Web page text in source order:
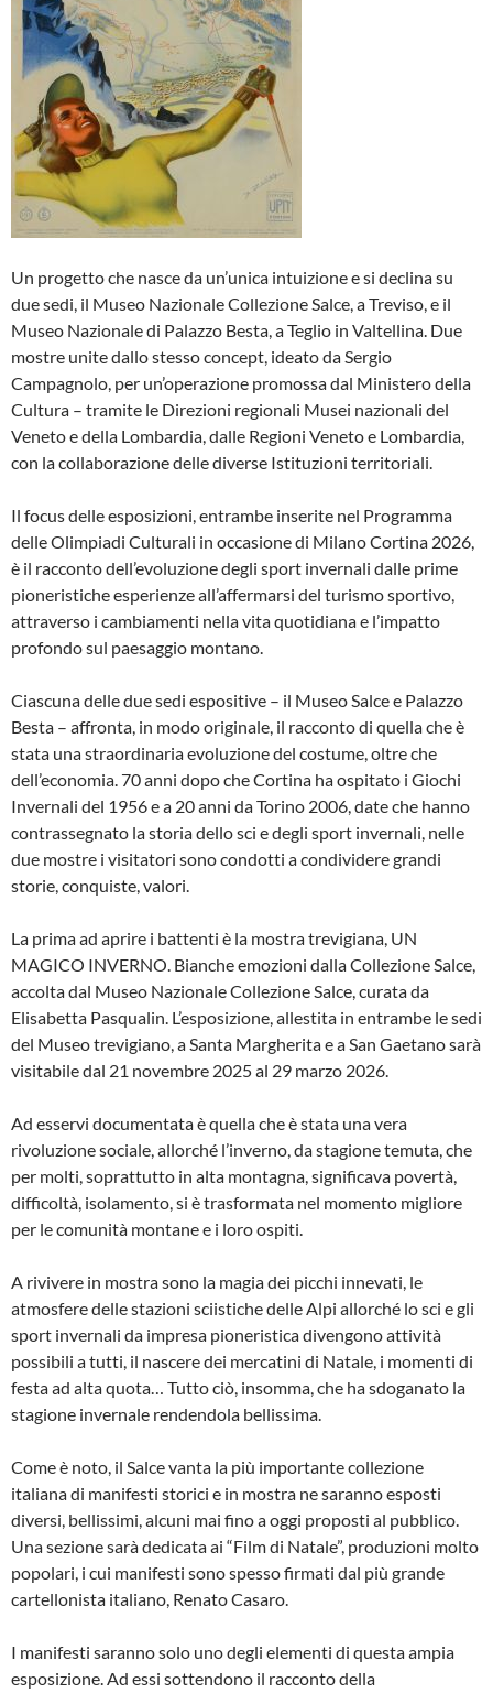
Un progetto che nasce da un’unica intuizione e si declina su
due sedi, il Museo Nazionale Collezione Salce, a Treviso, e il
Museo Nazionale di Palazzo Besta, a Teglio in Valtellina. Due
mostre unite dallo stesso concept, ideato da Sergio
Campagnolo, per un’operazione promossa dal Ministero della
Cultura – tramite le Direzioni regionali Musei nazionali del
Veneto e della Lombardia, dalle Regioni Veneto e Lombardia,
con la collaborazione delle diverse Istituzioni territoriali.
Il focus delle esposizioni, entrambe inserite nel Programma
delle Olimpiadi Culturali in occasione di Milano Cortina 2026,
è il racconto dell’evoluzione degli sport invernali dalle prime
pioneristiche esperienze all’affermarsi del turismo sportivo,
attraverso i cambiamenti nella vita quotidiana e l’impatto
profondo sul paesaggio montano.
Ciascuna delle due sedi espositive – il Museo Salce e Palazzo
Besta – affronta, in modo originale, il racconto di quella che è
stata una straordinaria evoluzione del costume, oltre che
dell’economia. 70 anni dopo che Cortina ha ospitato i Giochi
Invernali del 1956 e a 20 anni da Torino 2006, date che hanno
contrassegnato la storia dello sci e degli sport invernali, nelle
due mostre i visitatori sono condotti a condividere grandi
storie, conquiste, valori.
La prima ad aprire i battenti è la mostra trevigiana, UN
MAGICO INVERNO. Bianche emozioni dalla Collezione Salce,
accolta dal Museo Nazionale Collezione Salce, curata da
Elisabetta Pasqualin. L’esposizione, allestita in entrambe le sedi
del Museo trevigiano, a Santa Margherita e a San Gaetano sarà
visitabile dal 21 novembre 2025 al 29 marzo 2026.
Ad esservi documentata è quella che è stata una vera
rivoluzione sociale, allorché l’inverno, da stagione temuta, che
per molti, soprattutto in alta montagna, significava povertà,
difficoltà, isolamento, si è trasformata nel momento migliore
per le comunità montane e i loro ospiti.
A rivivere in mostra sono la magia dei picchi innevati, le
atmosfere delle stazioni sciistiche delle Alpi allorché lo sci e gli
sport invernali da impresa pioneristica divengono attività
possibili a tutti, il nascere dei mercatini di Natale, i momenti di
festa ad alta quota… Tutto ciò, insomma, che ha sdoganato la
stagione invernale rendendola bellissima.
Come è noto, il Salce vanta la più importante collezione
italiana di manifesti storici e in mostra ne saranno esposti
diversi, bellissimi, alcuni mai fino a oggi proposti al pubblico.
Una sezione sarà dedicata ai “Film di Natale”, produzioni molto
popolari, i cui manifesti sono spesso firmati dal più grande
cartellonista italiano, Renato Casaro.
I manifesti saranno solo uno degli elementi di questa ampia
esposizione. Ad essi sottendono il racconto della